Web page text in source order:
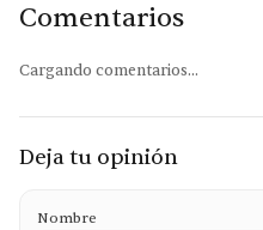
Comentarios
Cargando comentarios...
Deja tu opinión
Nombre